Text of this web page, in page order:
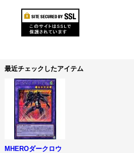
最近チェックしたアイテム
MHEROダークロウ